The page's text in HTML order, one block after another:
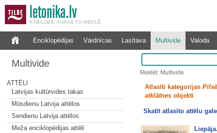
Enciklopēdijas Vārdnīcas Lasītava Multivide Valoda
Multivide
ATTĒLI
Latvijas kultūrvides takas
Mūsdienu Latvija attēlos
Sendienu Latvija attēlos
Meža enciklopēdijas attēli
Meklēt: Multivide
Atlasīti kategorijas
atklātnesobjekti
Skatīt atlasīto attēlu